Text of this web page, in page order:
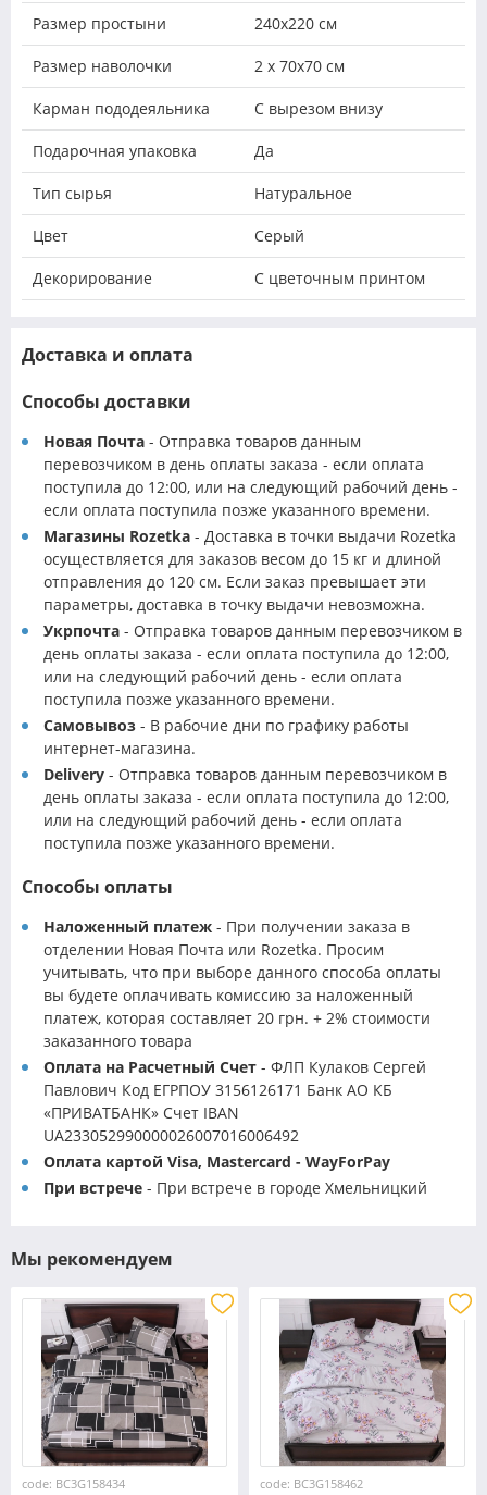
Размер простыни 240х220 см
Размер наволочки 2 х 70х70 см
Карман пододеяльника С вырезом внизу
Подарочная упаковка Да
Тип сырья Натуральное
Цвет Серый
Декорирование С цветочным принтом
Доставка и оплата
Способы доставки
Новая Почта - Отправка товаров данным
перевозчиком в день оплаты заказа - если оплата
поступила до 12:00, или на следующий рабочий день -
если оплата поступила позже указанного времени.
Магазины Rozetka - Доставка в точки выдачи Rozetka
осуществляется для заказов весом до 15 кг и длиной
отправления до 120 см. Если заказ превышает эти
параметры, доставка в точку выдачи невозможна.
Укрпочта - Отправка товаров данным перевозчиком в
день оплаты заказа - если оплата поступила до 12:00,
или на следующий рабочий день - если оплата
поступила позже указанного времени.
Самовывоз - В рабочие дни по графику работы
интернет-магазина.
Delivery - Отправка товаров данным перевозчиком в
день оплаты заказа - если оплата поступила до 12:00,
или на следующий рабочий день - если оплата
поступила позже указанного времени.
Способы оплаты
Наложенный платеж - При получении заказа в
отделении Новая Почта или Rozetka. Просим
учитывать, что при выборе данного способа оплаты
вы будете оплачивать комиссию за наложенный
платеж, которая составляет 20 грн. + 2% стоимости
заказанного товара
Оплата на Расчетный Счет - ФЛП Кулаков Сергей
Павлович Код ЕГРПОУ 3156126171 Банк АО КБ
«ПРИВАТБАНК» Счет IBAN
UA233052990000026007016006492
Оплата картой Visa, Mastercard - WayForPay
При встрече - При встрече в городе Хмельницкий
Мы рекомендуем
code: BC3G158434 code: BC3G158462